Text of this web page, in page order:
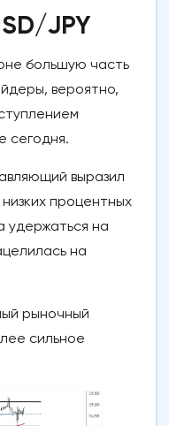
JPY
большую часть
вероятно,
сегодня.
выразил
процентных
удержаться на
на
рыночный
сильное